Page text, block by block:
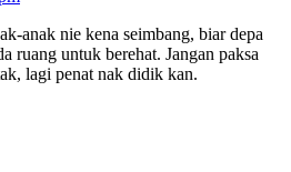
anak nie kena seimbang, biar depa
ruang untuk berehat. Jangan paksa
lagi penat nak didik kan.